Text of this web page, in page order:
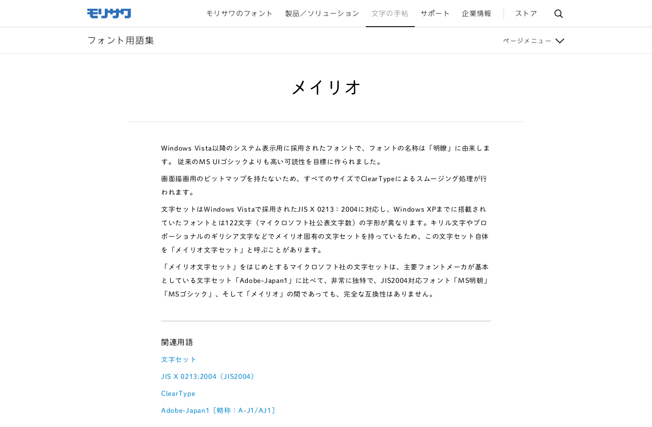
モリサワのフォント 製品／ソリューション 文字の手帖 サポート 企業情報 ストア
フォント用語集 ページメニュー
メイリオ
Windows Vista以降のシステム表示用に採用されたフォントで、フォントの名称は「明瞭」に由来しま
す。 従来のMS UIゴシックよりも高い可読性を目標に作られました。
画面描画用のビットマップを持たないため、すべてのサイズでClearTypeによるスムージング処理が行
われます。
文字セットはWindows Vistaで採用されたJIS X 0213：2004に対応し、Windows XPまでに搭載され
ていたフォントとは122文字（マイクロソフト社公表文字数）の字形が異なります。キリル文字やプロ
ポーショナルのギリシア文字などでメイリオ固有の文字セットを持っているため、この文字セット自体
を「メイリオ文字セット」と呼ぶことがあります。
「メイリオ文字セット」をはじめとするマイクロソフト社の文字セットは、主要フォントメーカが基本
としている文字セット「Adobe-Japan1」に比べて、非常に独特で、JIS2004対応フォント「MS明朝」
「MSゴシック」、そして「メイリオ」の間であっても、完全な互換性はありません。
文字セット
JIS X 0213:2004（JIS2004）
ClearType
Adobe-Japan1［略称：A-J1/AJ1］